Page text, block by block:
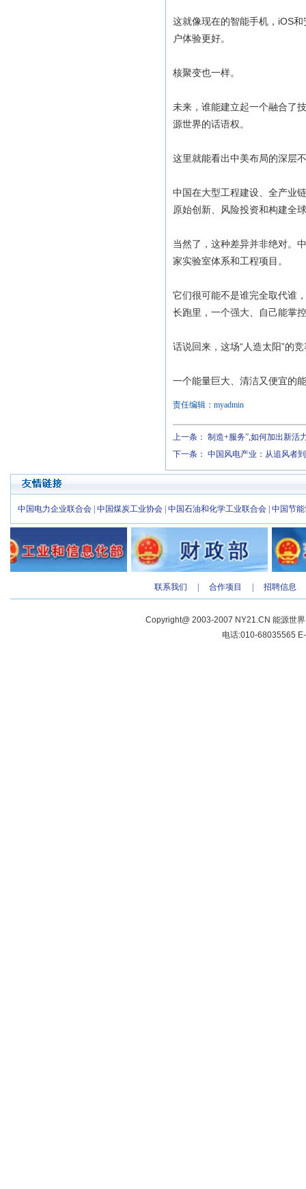
这就像现在的智能手机，iOS
户体验更好。
核聚变也一样。
未来，谁能建立起一个融合了
源世界的话语权。
这里就能看出中美布局的深层
中国在大型工程建设、全产业
原始创新、风险投资和构建全
当然了，这种差异并非绝对。
家实验室体系和工程项目。
它们很可能不是谁完全取代谁
长跑里，一个强大、自己能掌
话说回来，这场“人造太阳”的
一个能量巨大、清洁又便宜的
责任编辑：myadmin
上一条： 制造+服务”,如何加出新活
下一条： 中国风电产业：从追风者
中国电力企业联合会 中国煤炭工业协会 中国石油和化学工业联合会 中国节
联系我们 合作项目 招聘信息
Copyright@ 2003-2007 NY21.CN 能源世
电话:010-68035565